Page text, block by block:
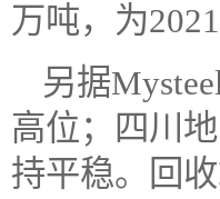
万吨，为
另据
高位；四川
持平稳。回